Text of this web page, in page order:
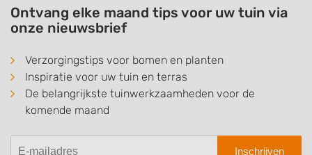
Ontvang elke maand tips voor uw tuin via
onze nieuwsbrief
Verzorgingstips voor bomen en planten
Inspiratie voor uw tuin en terras
De belangrijkste tuinwerkzaamheden voor de
komende maand
Inschrijven